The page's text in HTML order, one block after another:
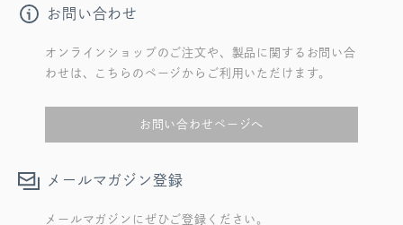
お問い合わせ
オンラインショップのご注文や、製品に関するお問い合
わせは、こちらのページからご利用いただけます。
お問い合わせページへ
メールマガジン登録
メールマガジンにぜひご登録ください。